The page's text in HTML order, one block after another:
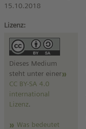
15.10.2018
Lizenz:
Dieses Medium
steht unter einer
CC BY-SA 4.0
international
Lizenz.
Was bedeutet